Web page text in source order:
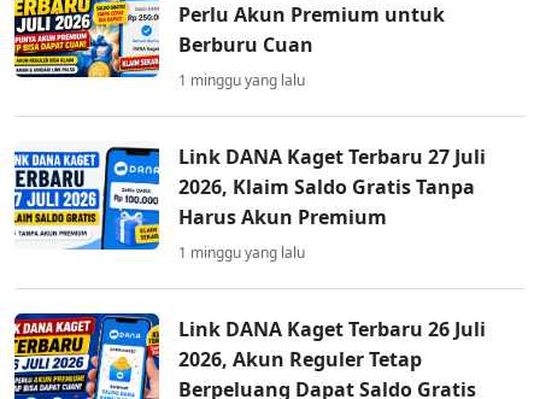
Perlu Akun Premium untuk
Berburu Cuan
1 minggu yang lalu
Link DANA Kaget Terbaru 27 Juli
2026, Klaim Saldo Gratis Tanpa
Harus Akun Premium
1 minggu yang lalu
Link DANA Kaget Terbaru 26 Juli
2026, Akun Reguler Tetap
Berpeluang Dapat Saldo Gratis